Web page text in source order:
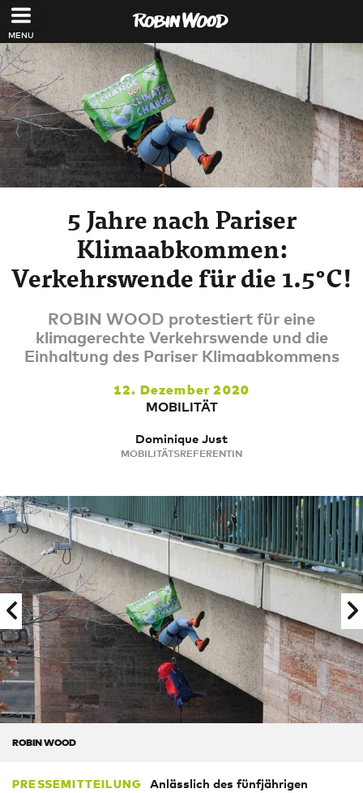
Direkt zum Inhalt
5 Jahre nach Pariser
Klimaabkommen:
Verkehrswende für die 1.5°C!
ROBIN WOOD protestiert für eine
klimagerechte Verkehrswende und die
Einhaltung des Pariser Klimaabkommens
12. Dezember 2020
MOBILITÄT
Dominique Just
MOBILITÄTSREFERENTIN
ROBIN WOOD
PRESSEMITTEILUNG
Anlässlich des fünfjährigen